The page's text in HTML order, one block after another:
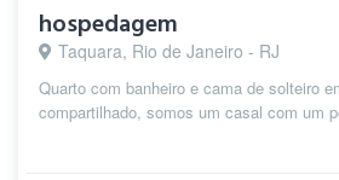
hospedagem
Taquara, Rio de Janeiro - RJ
Quarto com banheiro e cama de solteiro
compartilhado, somos um casal com um